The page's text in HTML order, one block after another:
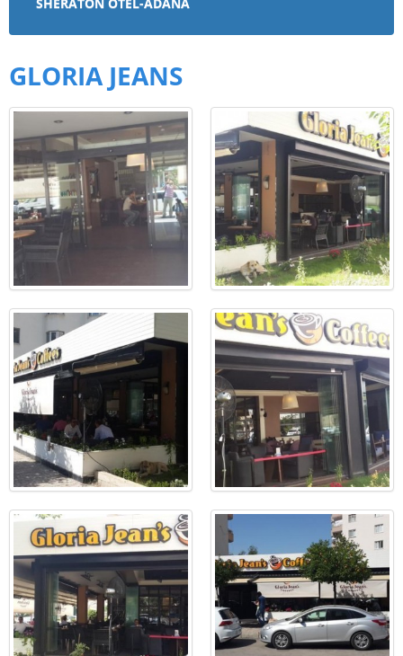
GLORIA JEANS